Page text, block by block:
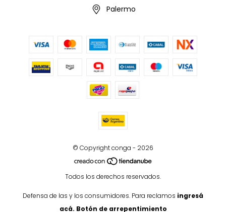
Palermo
© Copyright conga - 2026
Todos los derechos reservados.
Defensa de las y los consumidores. Para reclamos ingresá
acá. Botón de arrepentimiento